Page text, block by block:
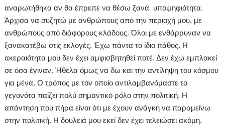
αναρωτήθηκα αν θα έπρεπε να θέσω ξανά υποψηφιότητα.
Άρχισα να συζητώ με ανθρώπους από την περιοχή μου, με
ανθρώπους από διάφορους κλάδους. Όλοι με ενθάρρυναν να
ξανακατέβω στις εκλογές. Έχω πάντα το ίδιο πάθος. Η
ακεραιότητα μου δεν έχει αμφισβητηθεί ποτέ. Δεν έχω εμπλακεί
σε όσα έγιναν. Ήθελα όμως να δω και την αντίληψη του κόσμου
για μένα. Ο τρόπος με τον οποίο αντιλαμβανόμαστε τα
γεγονότα παίζει πολύ σημαντικό ρόλο στην πολιτική. Η
απάντηση που πήρα είναι ότι με έχουν ανάγκη να παραμείνω
στην πολιτική. Η δουλειά μου εκεί δεν έχει τελειώσει ακόμη.